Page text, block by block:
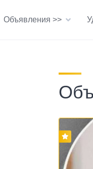
Объявления >>